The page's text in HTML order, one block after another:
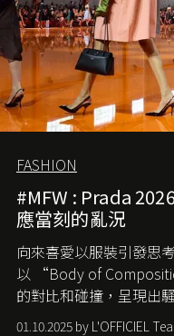
FASHION
#MFW : Prada
應當刻的亂況
向來喜愛以服裝引發思
以 “Body of
的對比和碰撞，呈現出
社會各種資訊、文化超載
01.10.2025 by L'OFFICIEL